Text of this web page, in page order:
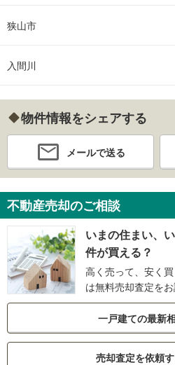
狭山市
入間川
物件情報をシェアする
メールで送る
不動産売却のご相談
いまの住まい、
件が買える？
高く売って、安く
は無料売却査定をお
一戸建ての最新
売却査定を依頼